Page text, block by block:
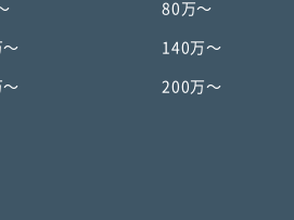
80万〜
〜 140万〜
〜 200万〜